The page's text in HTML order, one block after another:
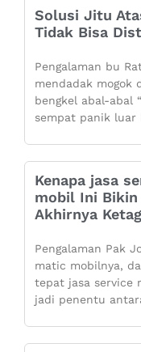
Solusi Jitu
Tidak Bisa
Pengalaman bu
mendadak mogok
bengkel abal-abal
sempat panik luar
Kenapa jasa
mobil Ini Bikin
Akhirnya
Pengalaman Pak
matic mobilnya,
tepat jasa service
jadi penentu